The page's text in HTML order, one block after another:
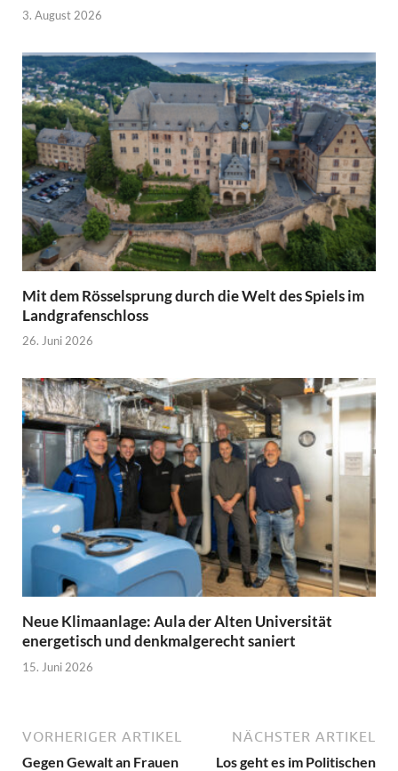
3. August 2026
Mit dem Rösselsprung durch die Welt des Spiels im
Landgrafenschloss
26. Juni 2026
Neue Klimaanlage: Aula der Alten Universität
energetisch und denkmalgerecht saniert
15. Juni 2026
VORHERIGER ARTIKEL
Gegen Gewalt an Frauen
NÄCHSTER ARTIKEL
Los geht es im Politischen